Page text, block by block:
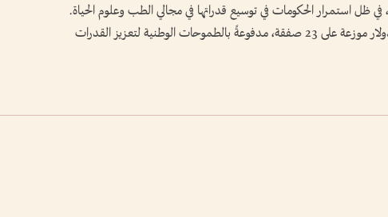
أمريكي موزعة على 19 صفقة، في ظل استمرار الحكومات في توسيع قدراتها في مجالي الطب وعلوم الحياة.
وحققت القطاعات الصناعية 1.6 مليار دولار موزعة على 23 صفقة، مدفوعةً بالطموحات الوطنية لتعزيز القدرات